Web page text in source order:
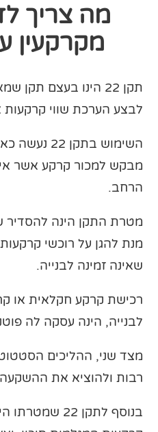
מה צריך
מקרקעין
תקן 22 הינו בעצם
לבצע הערכת שווי קרקעות
השימוש
מבקש למכור קרקע אשר
הרחב.
מטרת התקן הינה להסדיר
מנת להגן על רוכשי
שאינה זמינה לבנייה.
רכישת קרקע חקלאית או
לבנייה, הינה עסקה לה
מצד שני, ההליכים
רבות ולהוציא את
בנוסף לתקן 22